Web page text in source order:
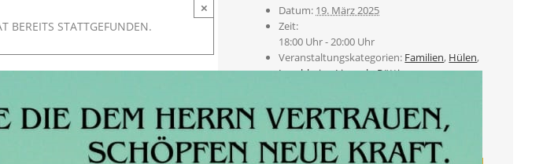
BEREITS STATTGEFUNDEN.
× Datum: 19. März 2025
Zeit:
18:00 Uhr - 20:00 Uhr
Veranstaltungskategorien: Familien, Hülen,
Lauchheim,Lippach,Röttingen,
Veranstaltung-Tags: